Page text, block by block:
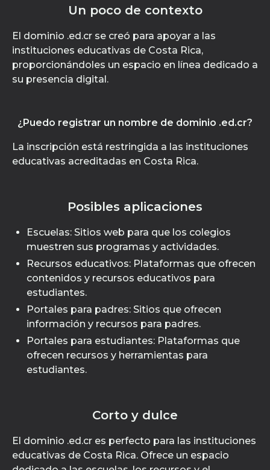
Un poco de contexto
El dominio .ed.cr se creó para apoyar a las
instituciones educativas de Costa Rica,
proporcionándoles un espacio en línea dedicado a
su presencia digital.
¿Puedo registrar un nombre de dominio .ed.cr?
La inscripción está restringida a las instituciones
educativas acreditadas en Costa Rica.
Posibles aplicaciones
Escuelas: Sitios web para que los colegios
muestren sus programas y actividades.
Recursos educativos: Plataformas que ofrecen
contenidos y recursos educativos para
estudiantes.
Portales para padres: Sitios que ofrecen
información y recursos para padres.
Portales para estudiantes: Plataformas que
ofrecen recursos y herramientas para
estudiantes.
Corto y dulce
El dominio .ed.cr es perfecto para las instituciones
educativas de Costa Rica. Ofrece un espacio